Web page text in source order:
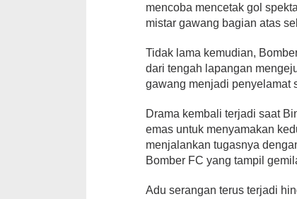
mencoba mencetak gol
mistar gawang bagian atas
‎Tidak lama kemudian,
dari tengah lapangan
gawang menjadi penyelamat
Drama kembali terjadi saat
emas untuk menyamakan
menjalankan tugasnya
Bomber FC yang tampil
Adu serangan terus terjadi